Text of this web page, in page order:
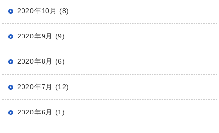
2020年10月 (8)
2020年9月 (9)
2020年8月 (6)
2020年7月 (12)
2020年6月 (1)